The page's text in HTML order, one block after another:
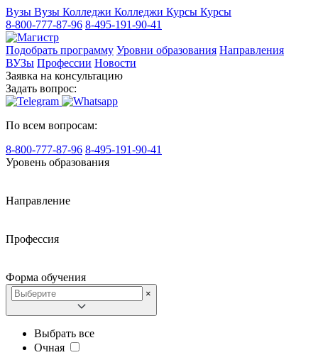
Вузы Вузы Колледжи Колледжи Курсы Курсы
8-800-777-87-96 8-495-191-90-41
Подобрать программу Уровни образования Направления
ВУЗы Профессии Новости
Заявка на консультацию
Задать вопрос:
По всем вопросам:
8-800-777-87-96 8-495-191-90-41
Уровень образования
Направление
Профессия
Форма обучения
×
Выбрать все
Очная